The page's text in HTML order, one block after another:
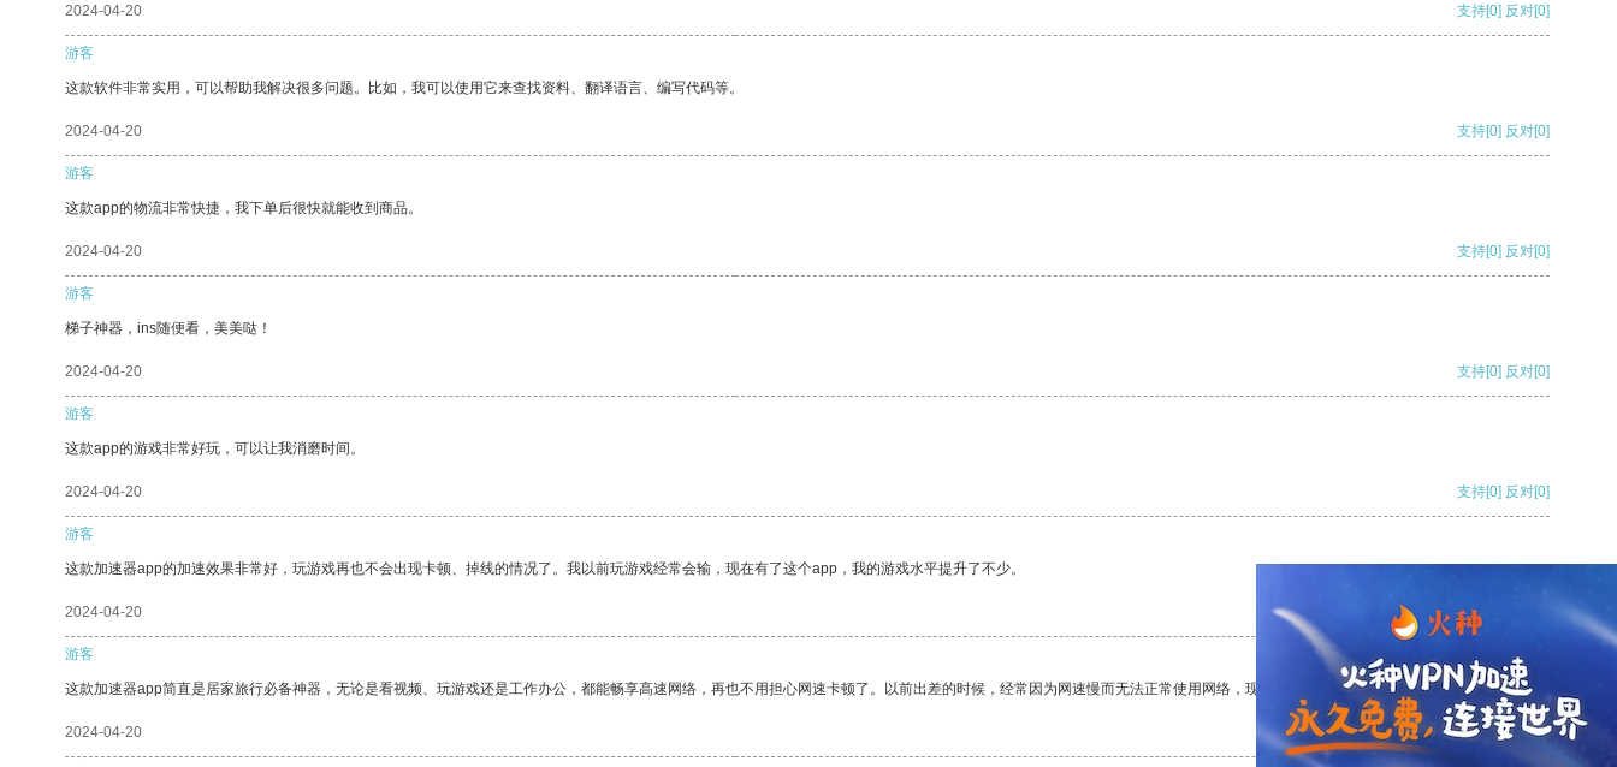
2024-04-20 支持[0] 反对[0]
游客
这款软件非常实用，可以帮助我解决很多问题。比如，我可以使用它来查找资料、翻译语言、编写代码等。
2024-04-20 支持[0] 反对[0]
游客
这款app的物流非常快捷，我下单后很快就能收到商品。
2024-04-20 支持[0] 反对[0]
游客
梯子神器，ins随便看，美美哒！
2024-04-20 支持[0] 反对[0]
游客
这款app的游戏非常好玩，可以让我消磨时间。
2024-04-20 支持[0] 反对[0]
游客
这款加速器app的加速效果非常好，玩游戏再也不会出现卡顿、掉线的情况了。我以前玩游戏经常会输，现在有了这个app，我的游戏水平提升了不少。
2024-04-20 支持
游客
这款加速器app简直是居家旅行必备神器，无论是看视频、玩游戏还是工作办公，都能畅享高速网络，再也不用担心网速卡顿了。以前出差的时候，经常因为网速慢而无法正常使用网络，现在有了这个app，我再也不用担心了。
2024-04-20 支持[0] 反对[0]